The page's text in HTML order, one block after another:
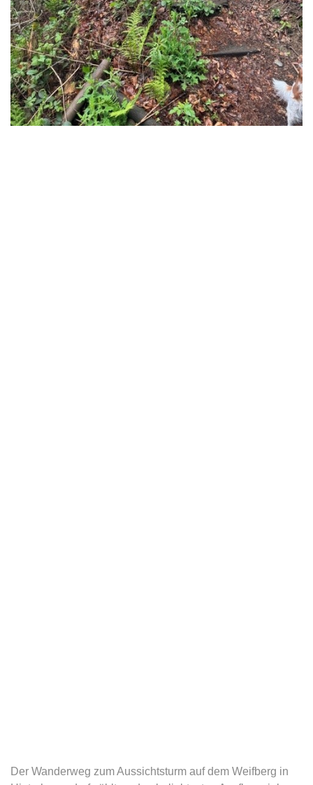
Der Wanderweg zum Aussichtsturm auf dem Weifberg in